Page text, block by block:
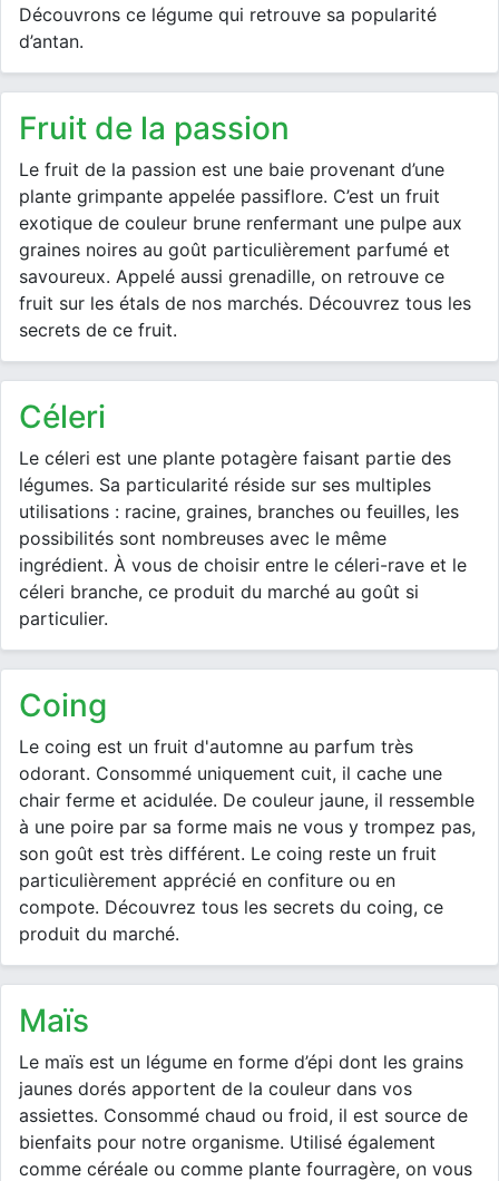
Découvrons ce légume qui retrouve sa popularité
d’antan.
fruit de la passion
Le fruit de la passion est une baie provenant d’une
plante grimpante appelée passiflore. C’est un fruit
exotique de couleur brune renfermant une pulpe aux
graines noires au goût particulièrement parfumé et
savoureux. Appelé aussi grenadille, on retrouve ce
fruit sur les étals de nos marchés. Découvrez tous les
secrets de ce fruit.
céleri
Le céleri est une plante potagère faisant partie des
légumes. Sa particularité réside sur ses multiples
utilisations : racine, graines, branches ou feuilles, les
possibilités sont nombreuses avec le même
ingrédient. À vous de choisir entre le céleri-rave et le
céleri branche, ce produit du marché au goût si
particulier.
coing
Le coing est un fruit d'automne au parfum très
odorant. Consommé uniquement cuit, il cache une
chair ferme et acidulée. De couleur jaune, il ressemble
à une poire par sa forme mais ne vous y trompez pas,
son goût est très différent. Le coing reste un fruit
particulièrement apprécié en confiture ou en
compote. Découvrez tous les secrets du coing, ce
produit du marché.
maïs
Le maïs est un légume en forme d’épi dont les grains
jaunes dorés apportent de la couleur dans vos
assiettes. Consommé chaud ou froid, il est source de
bienfaits pour notre organisme. Utilisé également
comme céréale ou comme plante fourragère, on vous